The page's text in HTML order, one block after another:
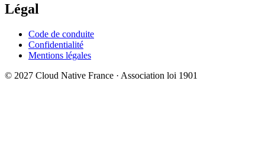
Légal
Code de conduite
Confidentialité
Mentions légales
© 2027 Cloud Native France · Association loi 1901